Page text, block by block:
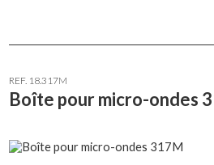
REF. 18.317M
Boîte pour micro-ondes